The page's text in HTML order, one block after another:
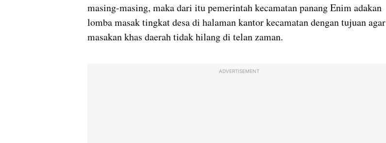
masing-masing, maka dari itu pemerintah kecamatan panang Enim adakan
lomba masak tingkat desa di halaman kantor kecamatan dengan tujuan agar
masakan khas daerah tidak hilang di telan zaman.
ADVERTISEMENT